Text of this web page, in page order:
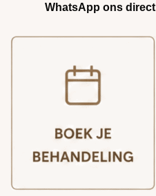
WhatsApp ons direct